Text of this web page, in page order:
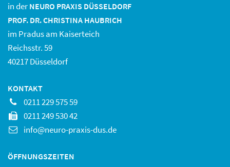
in der NEURO PRAXIS DÜSSELDORF
PROF. DR. CHRISTINA HAUBRICH
im Pradus am Kaiserteich
Reichsstr. 59
40217 Düsseldorf
KONTAKT
0211 229 575 59
0211 249 530 42
info@neuro-praxis-dus.de
ÖFFNUNGSZEITEN